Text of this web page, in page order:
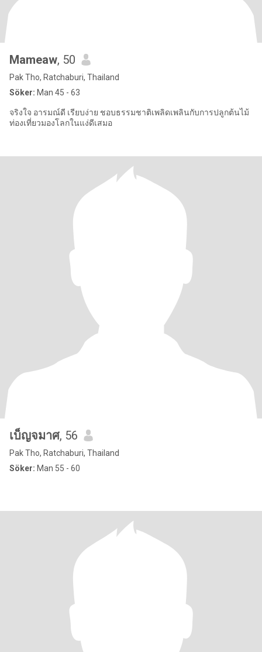
Mameaw, 50
Pak Tho, Ratchaburi, Thailand
Söker: Man 45 - 63
จริงใจ อารมณ์ดี เรียบง่าย ชอบธรรมชาติเพลิดเพลินกับการปลูกต้นไม้
ท่องเที่ยวมองโลกในแง่ดีเสมอ
เบ็ญจมาศ, 56
Pak Tho, Ratchaburi, Thailand
Söker: Man 55 - 60